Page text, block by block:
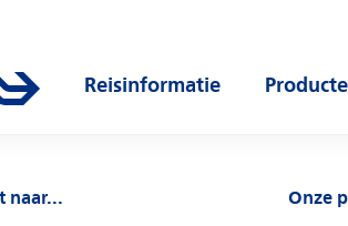
de homepage van ns.nl
Reisinformatie
naar... Onze